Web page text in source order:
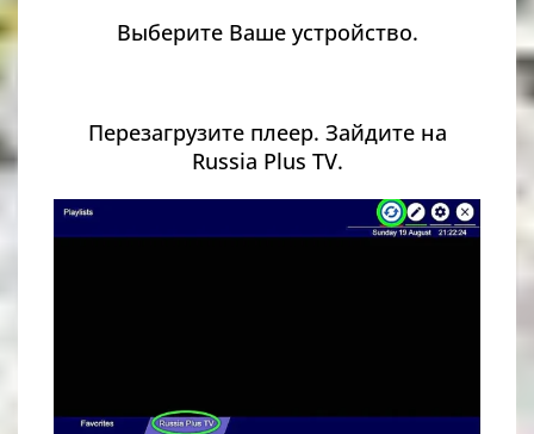
Выберите Ваше устройство.
Перезагрузите плеер. Зайдите на
Russia Plus TV.